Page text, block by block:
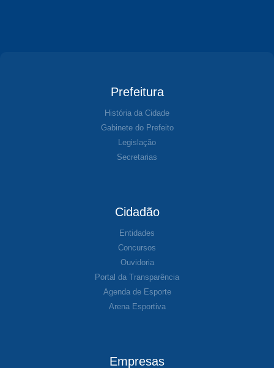
Prefeitura
História da Cidade
Gabinete do Prefeito
Legislação
Secretarias
Cidadão
Entidades
Concursos
Ouvidoria
Portal da Transparência
Agenda de Esporte
Arena Esportiva
Empresas